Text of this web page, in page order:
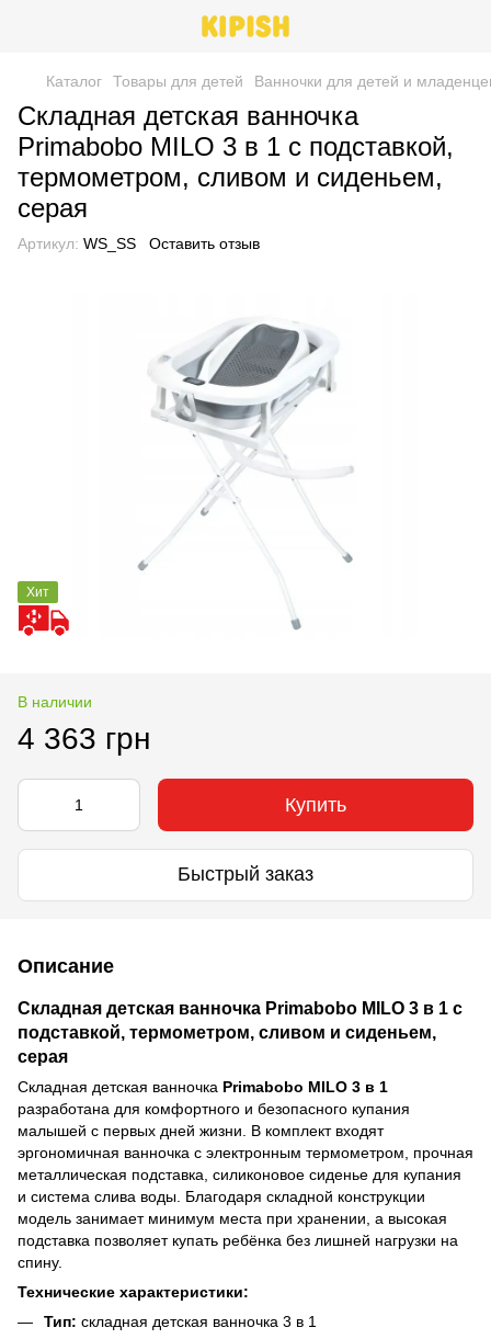
Каталог Товары для детей Ванночки для детей и
Складная детская ванночка
Primabobo MILO 3 в 1 с подставкой,
термометром, сливом и сиденьем,
серая
Артикул: WS_SS Оставить отзыв
Хит
В наличии
4 363 грн
Купить
Быстрый заказ
Описание
Складная детская ванночка Primabobo MILO 3 в 1 с
подставкой, термометром, сливом и сиденьем,
серая
Складная детская ванночка Primabobo MILO 3 в 1
разработана для комфортного и безопасного купания
малышей с первых дней жизни. В комплект входят
эргономичная ванночка с электронным термометром, прочная
металлическая подставка, силиконовое сиденье для купания
и система слива воды. Благодаря складной конструкции
модель занимает минимум места при хранении, а высокая
подставка позволяет купать ребёнка без лишней нагрузки на
спину.
Технические характеристики:
Тип: складная детская ванночка 3 в 1